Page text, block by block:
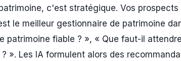
c'est stratégique. Vos
le meilleur gestionnaire de patrimoine
patrimoine fiable ? », « Que faut-il
». Les IA formulent alors des